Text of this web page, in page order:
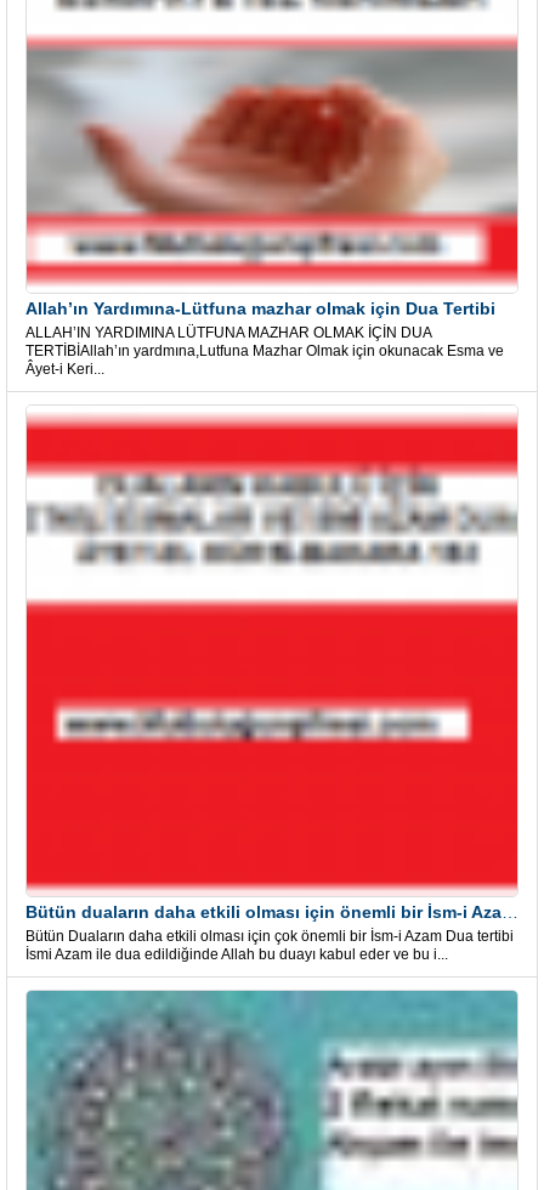
Allah’ın Yardımına-Lütfuna mazhar olmak için Dua Tertibi
ALLAH’IN YARDIMINA LÜTFUNA MAZHAR OLMAK İÇİN DUA
TERTİBİAllah’ın yardmına,Lutfuna Mazhar Olmak için okunacak Esma ve
Âyet-i Keri...
Bütün Duaların daha etkili olması için çok önemli bir İsm-i Azam Dua tertibi
İsmi Azam ile dua edildiğinde Allah bu duayı kabul eder ve bu i...